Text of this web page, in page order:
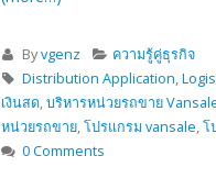
Byvgenz
ความรู้คู่ธุรกิจ
Distribution Application,
เงินสด,บริหารหน่วยรถขาย
หน่วยรถขาย,โปรแกรม vansale,โ
0 Comments